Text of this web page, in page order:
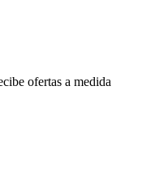
ofertas a medida